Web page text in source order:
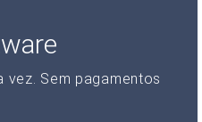
vez. Sem pagamentos